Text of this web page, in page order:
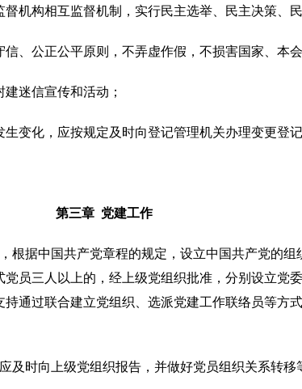
机构相互监督机制，实行民主选举、民主决策、民
信、公正公平原则，不弄虚作假，不损害国家、本
迷信宣传和活动；
变化，应按规定及时向登记管理机关办理变更登记
第三章 党建工作
根据中国共产党章程的规定，设立中国共产党的组
员三人以上的，经上级党组织批准，分别设立党
通过联合建立党组织、选派党建工作联络员等方
时向上级党组织报告，并做好党员组织关系转移